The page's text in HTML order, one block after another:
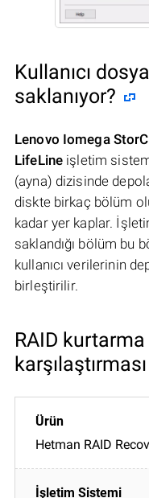
Kullanıcı
saklanıyor?
Lenovo Iomega
LifeLine işletim
(ayna) dizisinde
diskte birkaç bölüm
kadar yer kaplar.
saklandığı bölüm bu
kullanıcı verilerinin
birleştirilir.
RAID
karşılaştırması
Hetman RAID